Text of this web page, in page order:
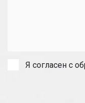
Я согласен с